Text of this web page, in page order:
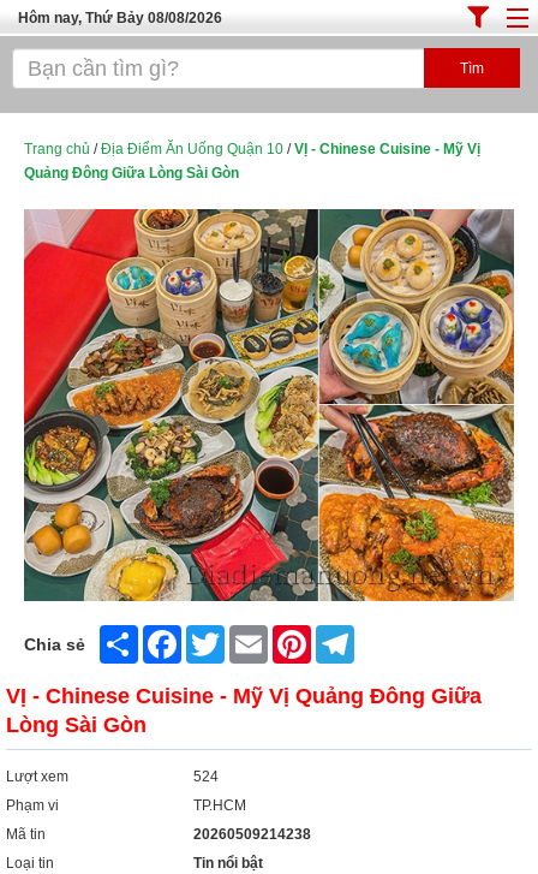
Hôm nay, Thứ Bảy 08/08/2026
Trang chủ
Cafe - Kem- Trà Sữa
Thực Phẩm Nông Hải Sản
Top Quán Ăn Sài Gòn
Trang chủ /Địa Điểm Ăn Uống Quận 10 /VỊ - Chinese Cuisine - Mỹ Vị
Quảng Đông Giữa Lòng Sài Gòn
Chia sẻ Share FacebookTwitter Email Pinterest
VỊ - Chinese Cuisine - Mỹ Vị Quảng Đông Giữa
Lòng Sài Gòn
Lượt xem
524
Phạm vi
TP.HCM
Mã tin
20260509214238
Loại tin
Tin nổi bật